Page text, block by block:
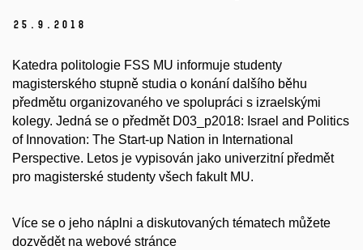
25. 9. 2018
Katedra politologie FSS MU informuje studenty
magisterského stupně studia o konání dalšího běhu
předmětu organizovaného ve spolupráci s izraelskými
kolegy. Jedná se o předmět D03_p2018: Israel and Politics
of Innovation: The Start-up Nation in International
Perspective. Letos je vypisován jako univerzitní předmět
pro magisterské studenty všech fakult MU.
Více se o jeho náplni a diskutovaných tématech můžete
dozvědět na webové stránce